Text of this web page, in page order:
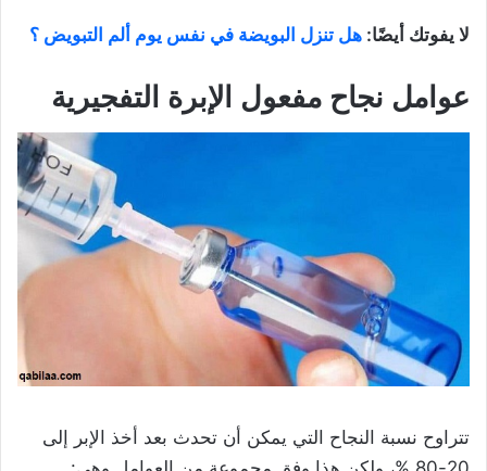
لا يفوتك أيضًا: هل تنزل البويضة في نفس يوم ألم التبويض ؟
عوامل نجاح مفعول الإبرة التفجيرية
تتراوح نسبة النجاح التي يمكن أن تحدث بعد أخذ الإبر إلى